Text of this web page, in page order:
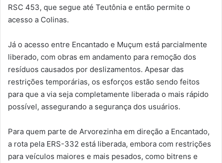
RSC 453, que segue até Teutônia e então permite o
acesso a Colinas.
Já o acesso entre Encantado e Muçum está parcialmente
liberado, com obras em andamento para remoção dos
resíduos causados por deslizamentos. Apesar das
restrições temporárias, os esforços estão sendo feitos
para que a via seja completamente liberada o mais rápido
possível, assegurando a segurança dos usuários.
Para quem parte de Arvorezinha em direção a Encantado,
a rota pela ERS-332 está liberada, embora com restrições
para veículos maiores e mais pesados, como bitrens e